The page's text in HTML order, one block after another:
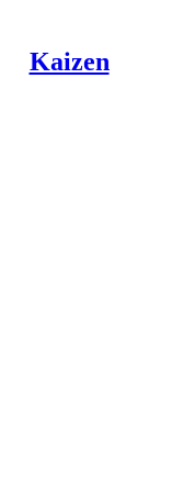
Kaizen